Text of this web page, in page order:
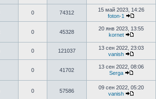
0 74312
15 май 2023, 14:26
foton-1
0 45328
20 янв 2023, 13:55
kornet
0 121037
13 сен 2022, 23:03
vanish
0 41702
13 сен 2022, 08:06
Serga
0 57586
09 сен 2022, 05:20
vanish